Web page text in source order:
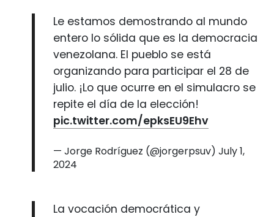
Le estamos demostrando al mundo
entero lo sólida que es la democracia
venezolana. El pueblo se está
organizando para participar el 28 de
julio. ¡Lo que ocurre en el simulacro se
repite el día de la elección!
pic.twitter.com/epksEU9Ehv
— Jorge Rodríguez (@jorgerpsuv) July 1,
2024
La vocación democrática y